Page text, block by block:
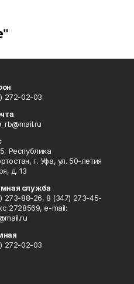
272-02-03
Республика
г. Уфа, ул. 50-летия
д. 13
служба
273-88-26, 8 (347) 273-45-
2728569, e-mail:
272-02-03